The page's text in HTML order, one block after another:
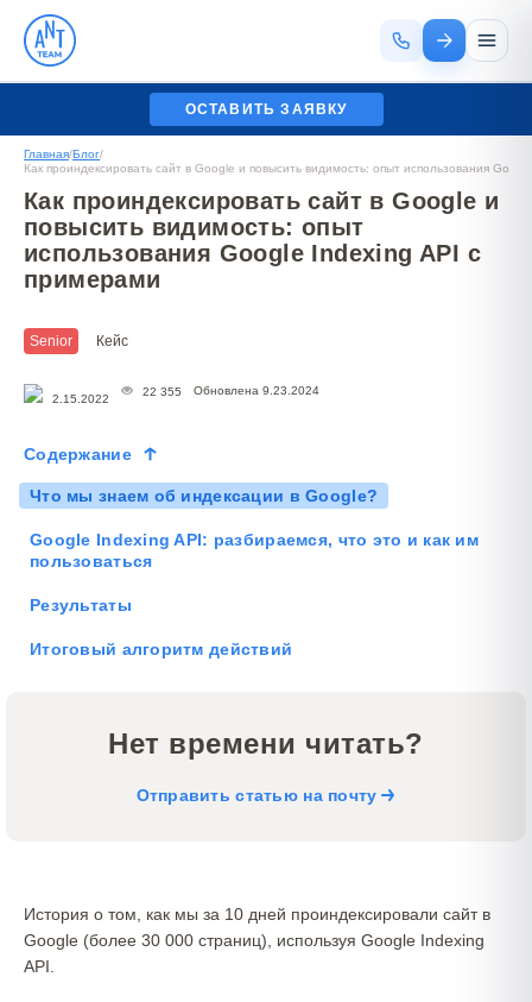
ОСТАВИТЬ ЗАЯВКУ
Главная/Блог/
Как проиндексировать сайт в Google и повысить видимость: опыт использования
Как проиндексировать сайт в Google и
повысить видимость: опыт
использования Google Indexing API с
примерами
Senior Кейс
2.15.2022
22 355 Обновлена 9.23.2024
Содержание
Что мы знаем об индексации в Google?
Google Indexing API: разбираемся, что это и как им
пользоваться
Результаты
Итоговый алгоритм действий
Нет времени читать?
Отправить статью на почту
История о том, как мы за 10 дней проиндексировали сайт в
Google (более 30 000 страниц), используя Google Indexing
API.